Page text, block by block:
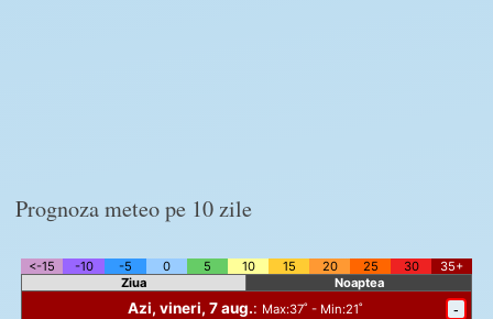
Prognoza meteo pe 10 zile
<-15 -10 -5 0 5 10 15 20 25 30
35+
Ziua
Noaptea
Azi, vineri, 7 aug.: Max:37˚ - Min:21˚ -